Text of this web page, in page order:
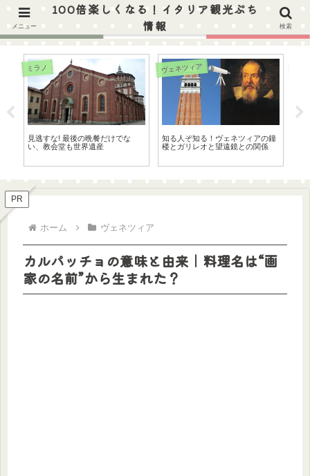
ガイドブックにはなかなか載っていない、イタリア観光を100倍楽しく& 充実する & 知れば知る
ほど楽しくなる各地のぷち情報
ミラノ
見逃すな! 最後の晩餐だけでな
い、教会堂も世界遺産
ヴェネツィア
知る人ぞ知る！ヴェネツィアの鐘
楼とガリレオと望遠鏡との関係
PR
ホーム ヴェネツィア
カルパッチョの意味と由来｜料理名は“画
家の名前”から生まれた？
メニュー
100倍楽しくなる！イタリア観光ぷち
情報
検索